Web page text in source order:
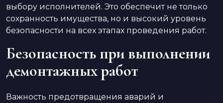
выбору исполнителей. Это обеспечит не только
сохранность имущества, но и высокий уровень
безопасности на всех этапах проведения работ.
Безопасность при выполнении
демонтажных работ
Важность предотвращения аварий и